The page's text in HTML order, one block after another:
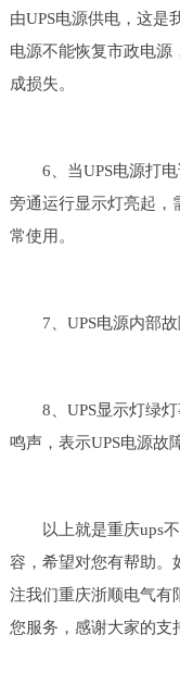
由UPS电源供电，这是
电源不能恢复市政电源
成损失。
6、当UPS电源打电
旁通运行显示灯亮起，
常使用。
7、UPS电源内部故
8、UPS显示灯绿灯
鸣声，表示UPS电源故
以上就是重庆ups不
容，希望对您有帮助。
注我们重庆浙顺电气有
您服务，感谢大家的支